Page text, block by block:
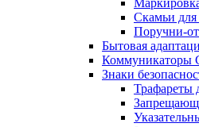
Скамьи
Поручни-
Бытовая
Коммуникаторы
Знаки
Трафареты